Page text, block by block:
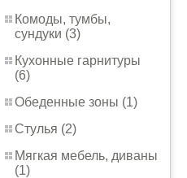
Комоды, тумбы,
сундуки (3)
Кухонные гарнитуры
(6)
Обеденные зоны (1)
Стулья (2)
Мягкая мебель, диваны
(1)